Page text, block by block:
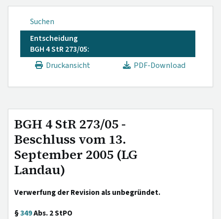
Suchen
Entscheidung
BGH 4 StR 273/05:
Druckansicht
PDF-Download
BGH 4 StR 273/05 -
Beschluss vom 13.
September 2005 (LG
Landau)
Verwerfung der Revision als unbegründet.
§349Abs. 2 StPO